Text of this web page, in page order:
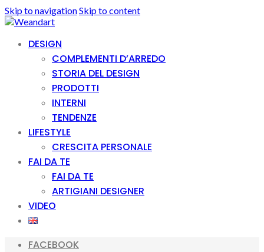
Skip to navigationSkip to content
DESIGN
COMPLEMENTI D’ARREDO
STORIA DEL DESIGN
PRODOTTI
INTERNI
TENDENZE
LIFESTYLE
CRESCITA PERSONALE
FAI DA TE
FAI DA TE
ARTIGIANI DESIGNER
VIDEO
FACEBOOK